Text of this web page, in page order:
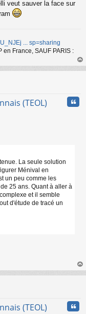
veut sauver la face sur
... sp=sharing
France, SAUF PARIS :
au
(TEOL)
La seule solution
Ménival en
un peu comme les
25 ans. Quant à aller à
et il semble
d'étude de tracé un
au
(TEOL)